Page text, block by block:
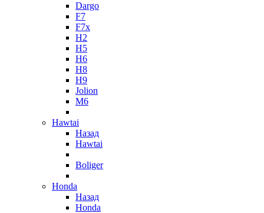
Dargo
F7
F7x
H2
H5
H6
H8
H9
Jolion
M6
Hawtai
Назад
Hawtai
Boliger
Honda
Назад
Honda